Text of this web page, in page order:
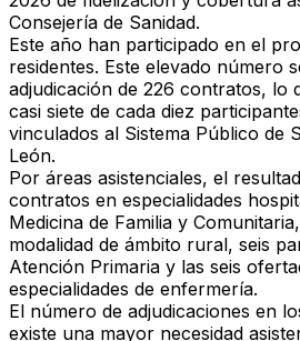
Consejería de Sanidad.
Este año han participado en el
residentes. Este elevado número
adjudicación de 226 contratos, lo
casi siete de cada diez
vinculados al Sistema Público de
León.
Por áreas asistenciales, el
contratos en especialidades
Medicina de Familia y
modalidad de ámbito rural, seis
Atención Primaria y las seis
especialidades de enfermería.
El número de adjudicaciones en
existe una mayor necesidad